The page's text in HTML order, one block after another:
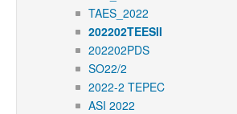
TAES_2022
202202TEESII
202202PDS
SO22/2
2022-2 TEPEC
ASI 2022